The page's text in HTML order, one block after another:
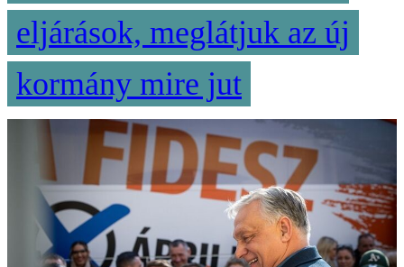
eljárások, meglátjuk az új
kormány mire jut